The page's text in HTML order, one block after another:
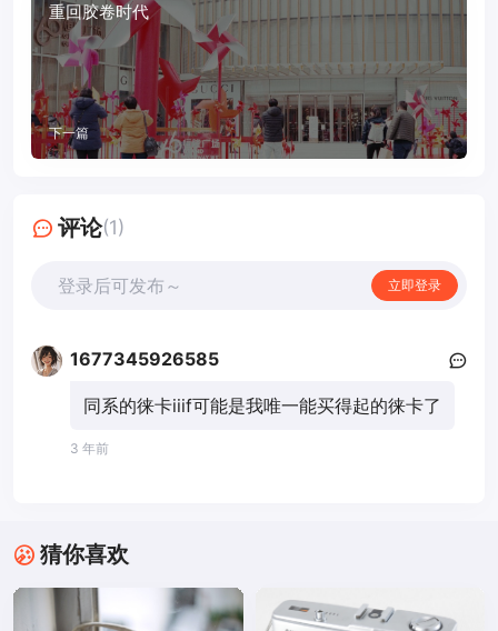
重回胶卷时代
下一篇
评论(1)
登录后可发布～ 立即登录
1677345926585
同系的徕卡iiif可能是我唯一能买得起的徕卡了
3 年前
猜你喜欢